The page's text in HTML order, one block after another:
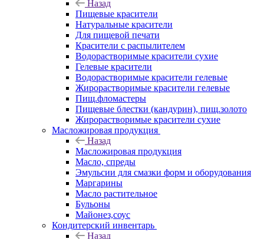
Назад
Пищевые красители
Натуральные красители
Для пищевой печати
Красители с распылителем
Водорастворимые красители сухие
Гелевые красители
Водорастворимые красители гелевые
Жирорастворимые красители гелевые
Пищ.фломастеры
Пищевые блестки (кандурин), пищ.золото
Жирорастворимые красители сухие
Масложировая продукция
Назад
Масложировая продукция
Масло, спреды
Эмульсии для смазки форм и оборудования
Маргарины
Масло растительное
Бульоны
Майонез,соус
Кондитерский инвентарь
Назад